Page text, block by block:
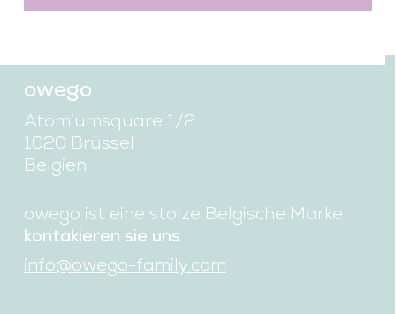
owego
Atomiumsquare 1/2
1020 Brüssel
Belgien
owego ist eine stolze Belgische Marke
kontakieren sie uns
info@owego-family.com